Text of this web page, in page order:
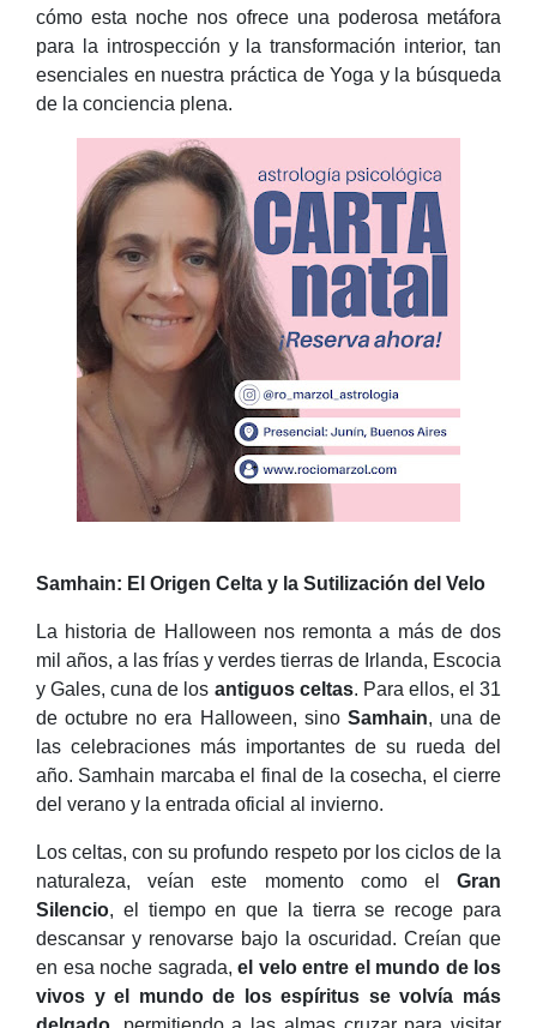
cómo esta noche nos ofrece una poderosa metáfora
para la introspección y la transformación interior, tan
esenciales en nuestra práctica de Yoga y la búsqueda
de la conciencia plena.
Samhain: El Origen Celta y la Sutilización del Velo
La historia de Halloween nos remonta a más de dos
mil años, a las frías y verdes tierras de Irlanda, Escocia
y Gales, cuna de los antiguos celtas. Para ellos, el 31
de octubre no era Halloween, sino Samhain, una de
las celebraciones más importantes de su rueda del
año. Samhain marcaba el final de la cosecha, el cierre
del verano y la entrada oficial al invierno.
Los celtas, con su profundo respeto por los ciclos de la
naturaleza, veían este momento como el Gran
Silencio, el tiempo en que la tierra se recoge para
descansar y renovarse bajo la oscuridad. Creían que
en esa noche sagrada, el velo entre el mundo de los
vivos y el mundo de los espíritus se volvía más